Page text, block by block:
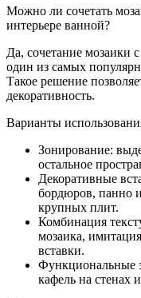
Можно ли сочетать
интерьере ванной?
Да, сочетание мозаики
один из самых
Такое решение
декоративность.
Варианты
Зонирование:
остальное
Декоративные
бордюров, панно
крупных плит.
Комбинация
мозаика,
вставки.
Функциональные
кафель на стенах